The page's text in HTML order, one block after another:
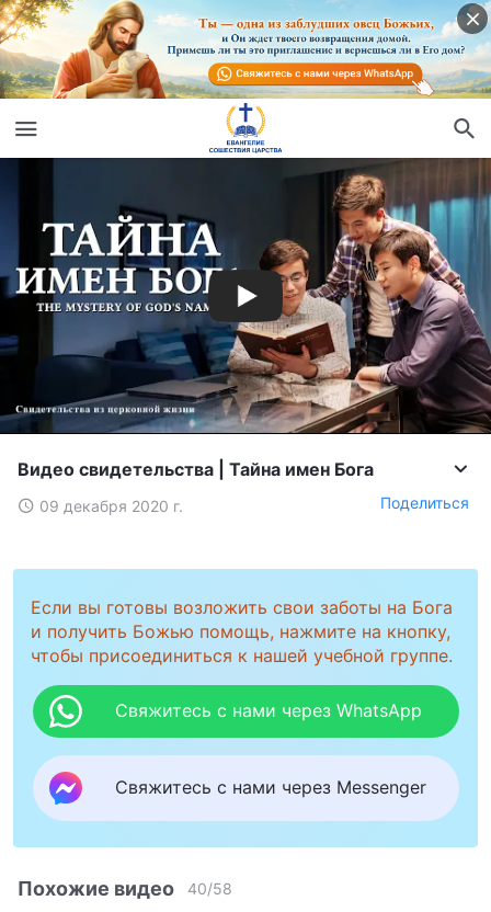
Видео свидетельства | Тайна имен Бога
09 декабря 2020 г. Поделиться
Если вы готовы возложить свои заботы на Бога
и получить Божью помощь, нажмите на кнопку,
чтобы присоединиться к нашей учебной группе.
Свяжитесь с нами через WhatsApp
Свяжитесь с нами через Messenger
Похожие видео 40/58